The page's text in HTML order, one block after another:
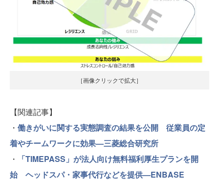
［画像クリックで拡大］
【関連記事】
・ 働きがいに関する実態調査の結果を公開 従業員の定
着やチームワークに効果—三菱総合研究所
・
「TIMEPASS」が法人向け無料福利厚生プランを開
始 ヘッドスパ・家事代行などを提供—ENBASE